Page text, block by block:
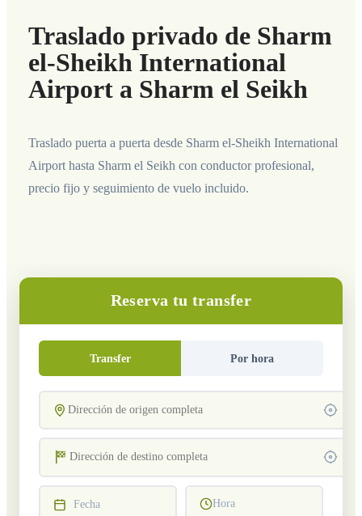
Traslado privado de Sharm
el-Sheikh International
Airport a Sharm el Seikh
Traslado puerta a puerta desde Sharm el-Sheikh International
Airport hasta Sharm el Seikh con conductor profesional,
precio fijo y seguimiento de vuelo incluido.
Reserva tu transfer
Transfer Por hora
Fecha Hora